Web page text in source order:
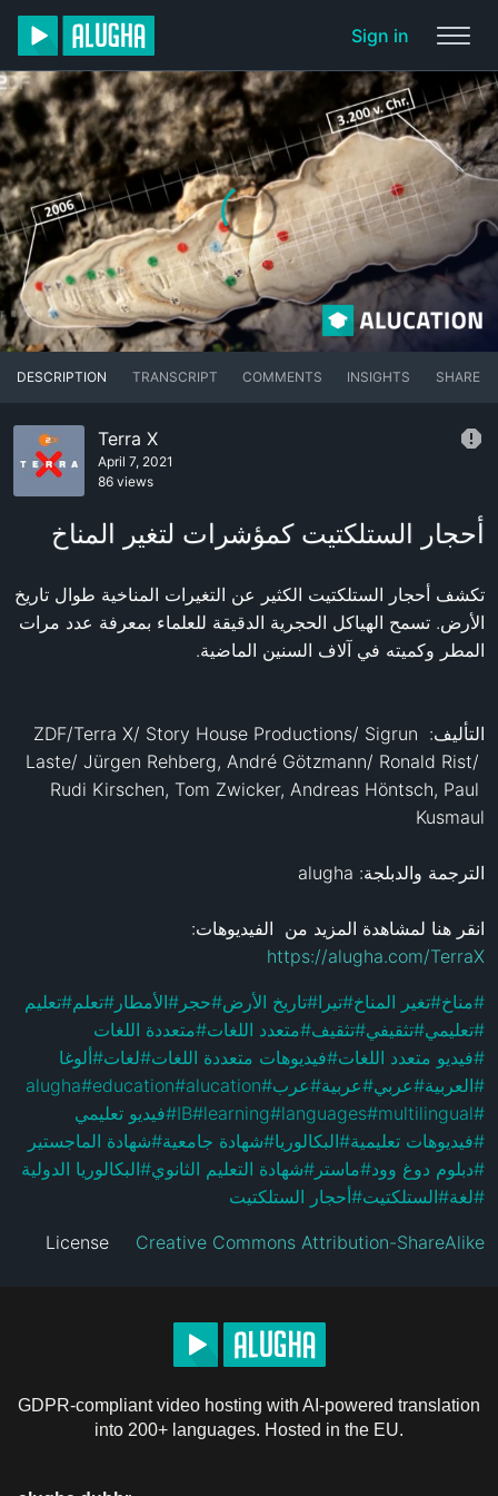
Sign in
DESCRIPTION TRANSCRIPT COMMENTS INSIGHTS SHARE
Terra X
April 7, 2021
86 views
أحجار الستلكتيت كمؤشرات لتغير المناخ
التأليف: ZDF/Terra X/ Story House Productions/ Sigrun
Laste/ Jürgen Rehberg, André Götzmann/ Ronald Rist/
Rudi Kirschen, Tom Zwicker, Andreas Höntsch, Paul
انقر هنا لمشاهدة المزيد من  الفيديوهات:
https://alugha.com/TerraX
#مناخ#تغير المناخ#تيرا#تاريخ الأرض#حجر #الأمطار #تعلم#تعليم
#تعليمي#تثقيفي#تثقيف#متعدد اللغات#متعددة اللغات
#فيديو متعدد اللغات#فيديوهات متعددة اللغات#لغات#ألوغا
#العربية#عربي#عربية#عرب#
alucation
#
education
#
alugha
#
multilingual
#
languages
#
learning
#
IB
#فيديو تعليمي
#فيديوهات تعليمية#البكالوريا#شهادة جامعية#شهادة الماجستير
#دبلوم دوغ وود#ماستر #شهادة التعليم الثانوي#البكالوريا الدولية
#لغة#الستلكتيت#أحجار الستلكتيت
License Creative Commons Attribution-ShareAlike
GDPR-compliant video hosting with AI-powered translation
into 200+ languages. Hosted in the EU.